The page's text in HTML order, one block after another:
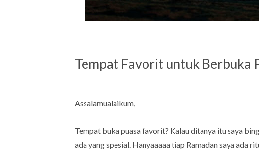
Tempat Favorit untuk Berbuka
Assalamualaikum,
Tempat buka puasa favorit? Kalau ditanya itu saya
ada yang spesial. Hanyaaaaa tiap Ramadan saya ada